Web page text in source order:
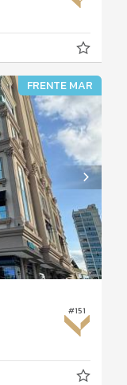
FRENTE MAR
#151